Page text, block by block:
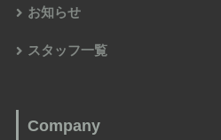
お知らせ
スタッフ一覧
Company